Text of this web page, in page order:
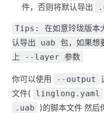
件，否则将默认导出
Tips: 在如意玲珑版
认导出 uab 包，如果
上 --layer 参数
你可以使用 --output
文件(
linglong.yaml
.uab
)的脚本文件 然后